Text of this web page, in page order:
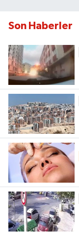
Son Haberler